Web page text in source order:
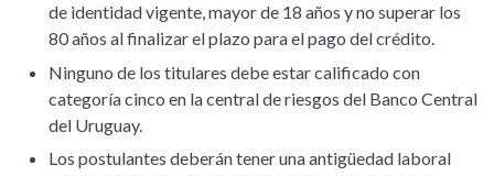
de identidad vigente, mayor de 18 años y no superar los
80 años al finalizar el plazo para el pago del crédito.
Ninguno de los titulares debe estar calificado con
categoría cinco en la central de riesgos del Banco Central
del Uruguay.
Los postulantes deberán tener una antigüedad laboral